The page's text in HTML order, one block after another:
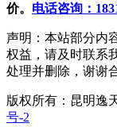
价。 电话咨询：
声明：本站部分内
权益，请及时联系
处理并删除，谢谢
版权所有：昆明逸
号-2